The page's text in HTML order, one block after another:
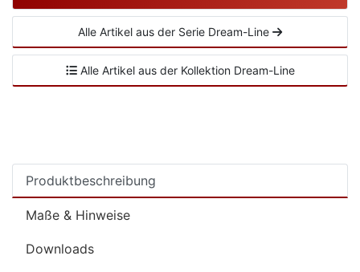
Alle Artikel aus der Serie Dream-Line
Alle Artikel aus der Kollektion Dream-Line
Produktbeschreibung
Maße & Hinweise
Downloads